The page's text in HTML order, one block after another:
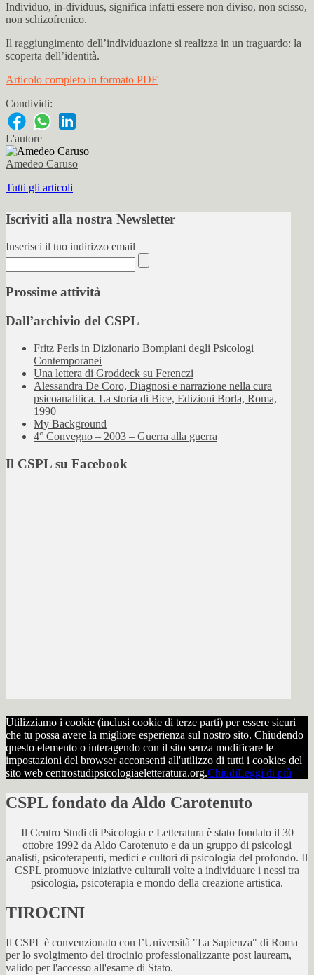
Individuo, in-dividuus, significa infatti essere non diviso, non scisso,
non schizofrenico.
Il raggiungimento dell’individuazione si realizza in un traguardo: la
scoperta dell’identità.
Articolo completo in formato PDF
Condividi:
L'autore
Amedeo Caruso
Tutti gli articoli
Iscriviti alla nostra Newsletter
Inserisci il tuo indirizzo email
Prossime attività
Dall’archivio del CSPL
Fritz Perls in Dizionario Bompiani degli Psicologi
Contemporanei
Una lettera di Groddeck su Ferenczi
Alessandra De Coro, Diagnosi e narrazione nella cura
psicoanalitica. La storia di Bice, Edizioni Borla, Roma,
1990
My Background
4° Convegno – 2003 – Guerra alla guerra
Il CSPL su Facebook
Utilizziamo i cookie (inclusi cookie di terze parti) per essere sicuri
che tu possa avere la migliore esperienza sul nostro sito. Chiudendo
questo elemento o interagendo con il sito senza modificare le
impostazioni del browser acconsenti all'utilizzo di tutti i cookies del
sito web centrostudipsicologiaeletteratura.org.ChiudiLeggi di più
CSPL fondato da Aldo Carotenuto
Il Centro Studi di Psicologia e Letteratura è stato fondato il 30
ottobre 1992 da Aldo Carotenuto e da un gruppo di psicologi
analisti, psicoterapeuti, medici e cultori di psicologia del profondo. Il
CSPL promuove iniziative culturali volte a individuare i nessi tra
psicologia, psicoterapia e mondo della creazione artistica.
TIROCINI
Il CSPL è convenzionato con l’Università "La Sapienza" di Roma
per lo svolgimento del tirocinio professionalizzante post lauream,
valido per l'accesso all'esame di Stato.